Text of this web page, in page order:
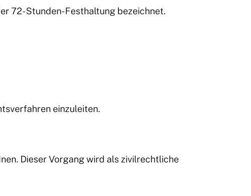
72-Stunden-Festhaltung bezeichnet.
einzuleiten.
Dieser Vorgang wird als zivilrechtliche